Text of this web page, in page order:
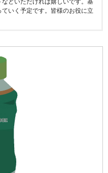
どいただければ嬉しいです。基
いく予定です。皆様のお役に立